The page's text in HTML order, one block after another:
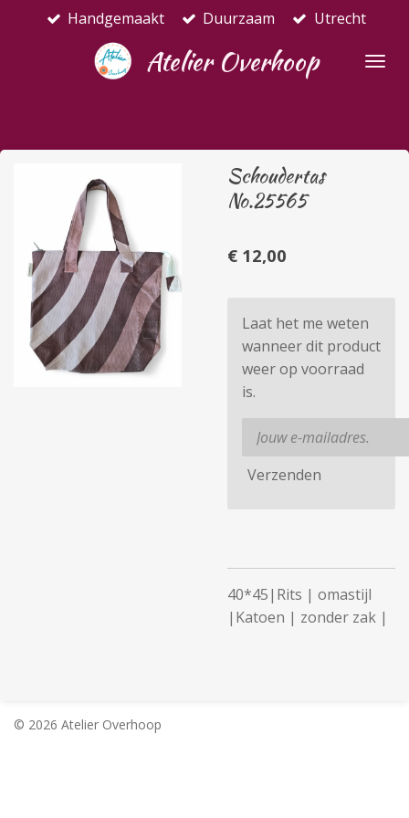
Atelier Overhoop
Handgemaakt Duurzaam Utrecht
Schoudertas
No.25565
€ 12,00
Laat het me weten
wanneer dit product
weer op voorraad
is.
Verzenden
40*45|Rits | omastijl
|Katoen | zonder zak |
© 2026 Atelier Overhoop